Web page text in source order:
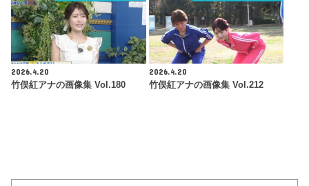
2026.4.20
竹俣紅アナの画像集 Vol.180
2026.4.20
竹俣紅アナの画像集 Vol.212